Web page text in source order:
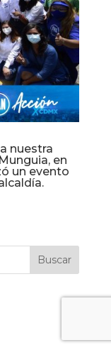
nuestra
en
un evento